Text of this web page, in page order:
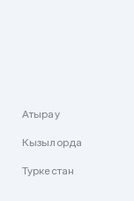
Атырау
Кызылорда
Туркестан